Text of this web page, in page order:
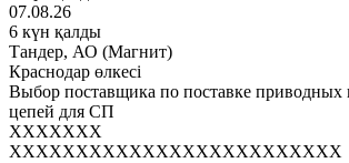
07.08.26
6 күн қалды
Тандер, АО (Магнит)
Краснодар өлкесі
Выбор поставщика по поставке приводных
цепей для СП
XXXXXXX
XXXXXXXXXXXXXXXXXXXXXXXXX